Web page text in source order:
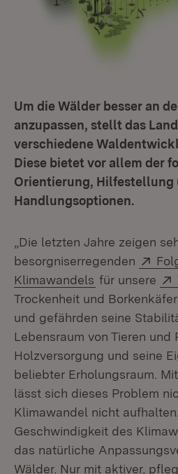
Um die Wälder besser an
anzupassen, stellt das
verschiedene
Diese bietet vor allem der
Orientierung, Hilfestellung
Handlungsoptionen.
„Die letzten Jahre zeigen
besorgniserregenden
Klimawandels (Öffnet in
für unsere
Trockenheit und
und gefährden seine
Lebensraum von Tieren und
Holzversorgung und seine
beliebter Erholungsraum.
lässt sich dieses Problem
Klimawandel nicht
Geschwindigkeit des
das natürliche
Wälder. Nur mit aktiver,